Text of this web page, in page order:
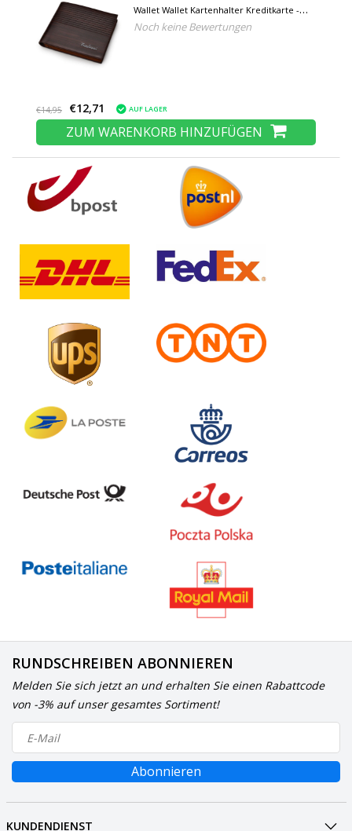
Wallet Wallet Kartenhalter Kreditkarte -
Braun
Noch keine Bewertungen
€14,95 €12,71 AUF LAGER
ZUM WARENKORB HINZUFÜGEN
RUNDSCHREIBEN ABONNIEREN
Melden Sie sich jetzt an und erhalten Sie einen Rabattcode
von -3% auf unser gesamtes Sortiment!
Abonnieren
KUNDENDIENST